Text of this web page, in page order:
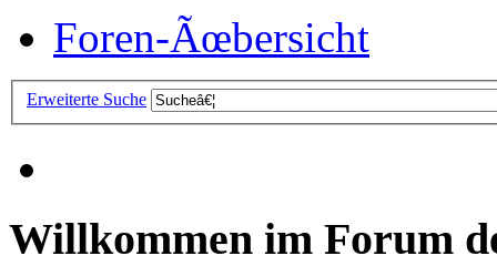
Foren-Ãœbersicht
Erweiterte Suche
Willkommen im Forum